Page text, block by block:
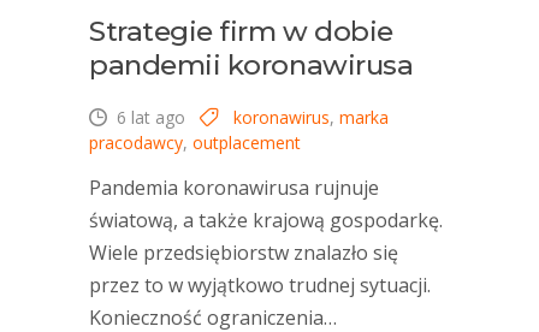
Strategie firm w dobie
pandemii koronawirusa
6 lat ago koronawirus, marka
pracodawcy, outplacement
Pandemia koronawirusa rujnuje
światową, a także krajową gospodarkę.
Wiele przedsiębiorstw znalazło się
przez to w wyjątkowo trudnej sytuacji.
Konieczność ograniczenia…